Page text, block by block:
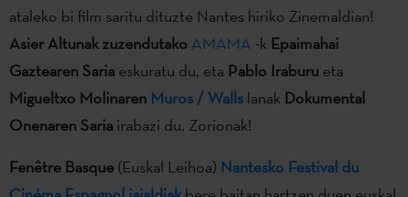
ataleko bi film saritu dituzte Nantes hiriko Zinemaldian!
Asier Altunak zuzendutako AMAMA -k Epaimahai
Gaztearen Saria eskuratu du, eta Pablo Iraburu eta
Migueltxo Molinaren Muros / Walls lanak Dokumental
Onenaren Saria irabazi du. Zorionak!
Fenêtre Basque (Euskal Leihoa) Nantesko Festival du